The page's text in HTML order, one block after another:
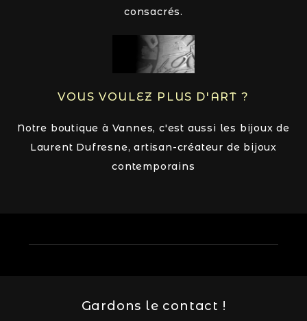
consacrés.
VOUS VOULEZ PLUS D'ART ?
Notre boutique à Vannes, c'est aussi les bijoux de
Laurent Dufresne, artisan-créateur de bijoux
contemporains
Gardons le contact !